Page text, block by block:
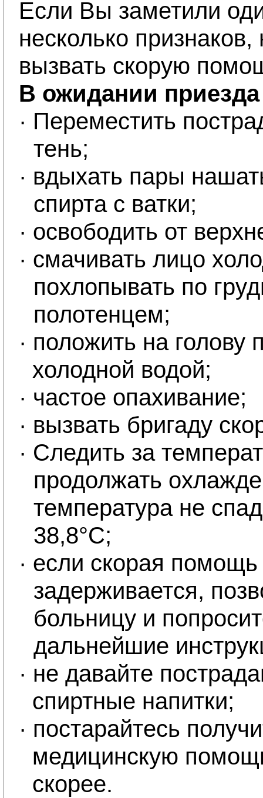
Если Вы заметили
несколько
вызвать скорую
В ожидании
· Переместить
тень;
· вдыхать пары
спирта с ватки;
· освободить от
· смачивать лицо
похлопывать по
полотенцем;
· положить на голову
холодной водой;
· частое опахивание;
· вызвать бригаду
· Следить за
продолжать
температура не
38,8°С;
· если скорая помощь
задерживается,
больницу и
дальнейшие
· не давайте
спиртные напитки;
· постарайтесь
медицинскую
скорее.